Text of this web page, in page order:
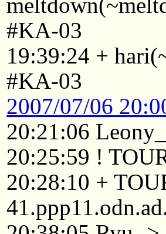
#KA-03
19:39:24 +
#KA-03
2007/07/06
20:21:06
20:25:59 !
20:28:10 +